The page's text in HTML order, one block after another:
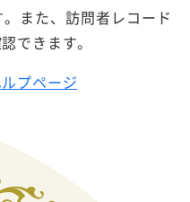
また、訪問者レコード
できます。
プページ